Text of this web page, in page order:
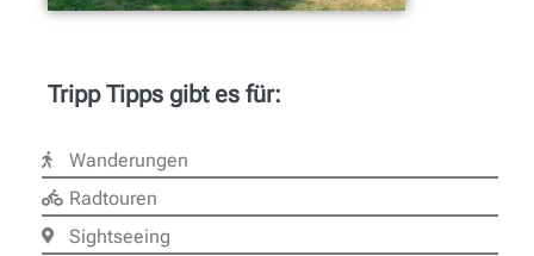
Tripp Tipps gibt es für:
Wanderungen
Radtouren
Sightseeing